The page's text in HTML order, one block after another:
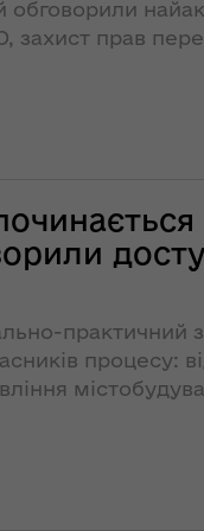
обговорили
прав
практичний
процесу: